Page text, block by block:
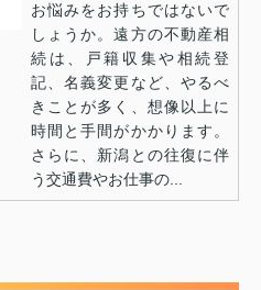
お悩みをお持ちではないで
しょうか。遠方の不動産相
続は、戸籍収集や相続登
記、名義変更など、やるべ
きことが多く、想像以上に
時間と手間がかかります。
さらに、新潟との往復に伴
う交通費やお仕事の...